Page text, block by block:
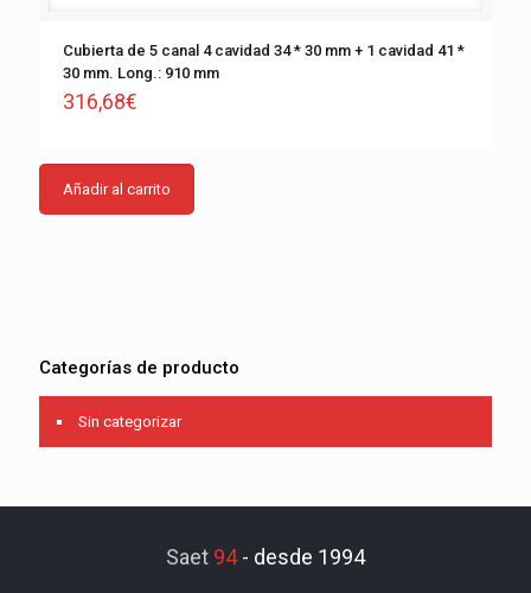
Cubierta de 5 canal 4 cavidad 34 * 30 mm + 1 cavidad 41 *
30 mm. Long.: 910 mm
316,68€
Añadir al carrito
Categorías de producto
Sin categorizar
Saet 94- desde 1994